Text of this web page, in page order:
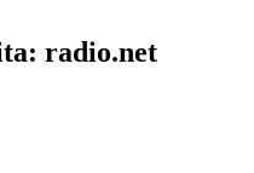
radio.net